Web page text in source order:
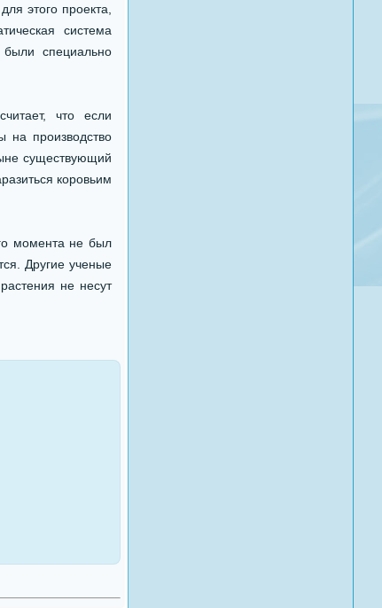
этого проекта,
система
специально
что если
на производство
существующий
коровьим
момента не был
Другие ученые
не несут